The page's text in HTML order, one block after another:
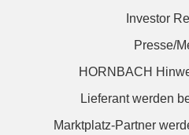
Investor
Presse/
HORNBACH
Lieferant werden
Marktplatz-Partner